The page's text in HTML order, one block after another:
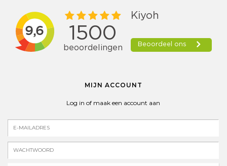
MIJN ACCOUNT
Log in of maak een account aan